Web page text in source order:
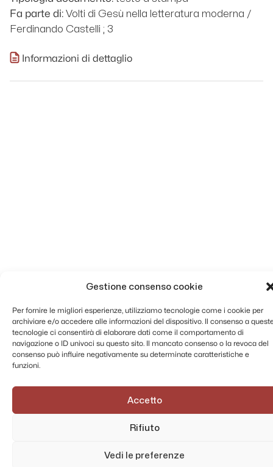
Gestione consenso cookie
Per fornire le migliori esperienze, utilizziamo tecnologie come i cookie per
archiviare e/o accedere alle informazioni del dispositivo. Il consenso a
tecnologie ci consentirà di elaborare dati come il comportamento di
navigazione o ID univoci su questo sito. Il mancato consenso o la revoca del
consenso può influire negativamente su determinate caratteristiche e
funzioni.
Accetto
Rifiuto
Vedi le preferenze
Fa parte di: Volti di Gesù nella letteratura moderna /
Ferdinando Castelli ; 3
Informazioni di dettaglio